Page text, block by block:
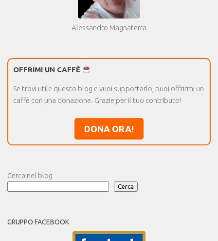
Alessandro Magnaterra
OFFRIMI UN CAFFÈ
Se trovi utile questo blog e vuoi supportarlo, puoi offrirmi un
caffè con una donazione. Grazie per il tuo contributo!
DONA ORA!
Cerca nel blog
Cerca
GRUPPO FACEBOOK